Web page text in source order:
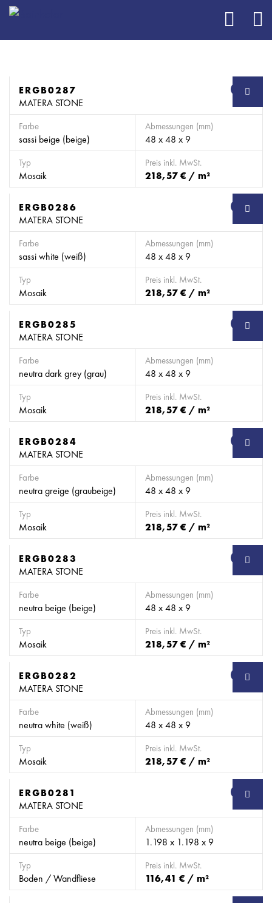
SB
ERGB0287
MATERA STONE
Farbe
sassi beige (beige)
Abmessungen (mm)
48 x 48 x 9
Typ
Mosaik
Preis inkl. MwSt.
218,57 € / m²
SB
ERGB0286
MATERA STONE
Farbe
sassi white (weiß)
Abmessungen (mm)
48 x 48 x 9
Typ
Mosaik
Preis inkl. MwSt.
218,57 € / m²
SB
ERGB0285
MATERA STONE
Farbe
neutra dark grey (grau)
Abmessungen (mm)
48 x 48 x 9
Typ
Mosaik
Preis inkl. MwSt.
218,57 € / m²
SB
ERGB0284
MATERA STONE
Farbe
neutra greige (graubeige)
Abmessungen (mm)
48 x 48 x 9
Typ
Mosaik
Preis inkl. MwSt.
218,57 € / m²
SB
ERGB0283
MATERA STONE
Farbe
neutra beige (beige)
Abmessungen (mm)
48 x 48 x 9
Typ
Mosaik
Preis inkl. MwSt.
218,57 € / m²
SB
ERGB0282
MATERA STONE
Farbe
neutra white (weiß)
Abmessungen (mm)
48 x 48 x 9
Typ
Mosaik
Preis inkl. MwSt.
218,57 € / m²
SB
ERGB0281
MATERA STONE
Farbe
neutra beige (beige)
Abmessungen (mm)
1.198 x 1.198 x 9
Typ
Boden / Wandfliese
Preis inkl. MwSt.
116,41 € / m²